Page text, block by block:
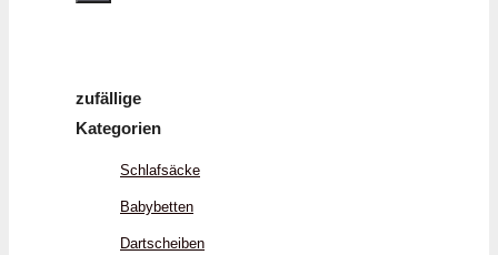
zufällige
Kategorien
Schlafsäcke
Babybetten
Dartscheiben